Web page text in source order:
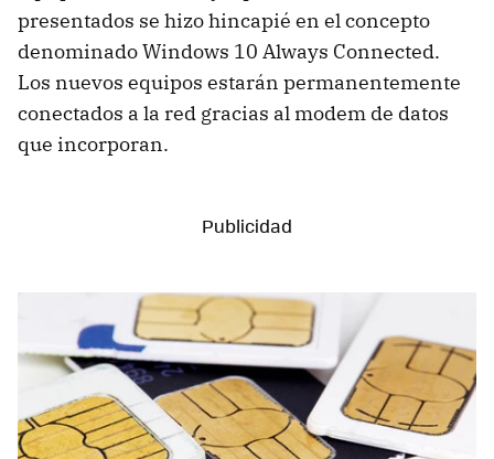
presentados se hizo hincapié en el concepto
denominado Windows 10 Always Connected.
Los nuevos equipos estarán permanentemente
conectados a la red gracias al modem de datos
que incorporan.